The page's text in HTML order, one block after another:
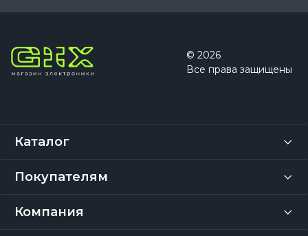
© 2026
Все права защищены
Каталог
Покупателям
Компания